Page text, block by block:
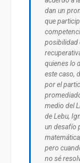
dan un
que
posibilidad
quienes lo
este caso,
por el
medio del
de Lebu,
un desafío
pero
no sé